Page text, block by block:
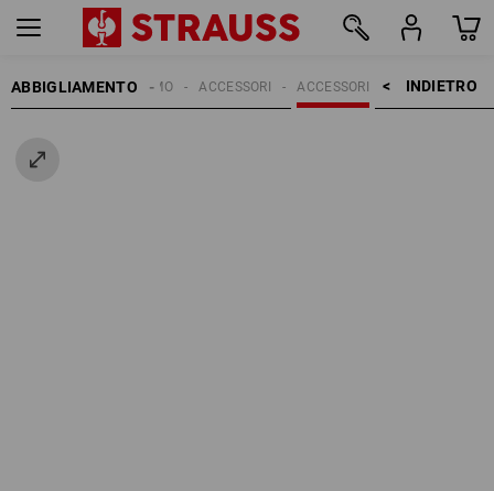
ABBIGLIAMENTO INDIETRO    >
ACCESSORI
ACCESSORI
UOMO